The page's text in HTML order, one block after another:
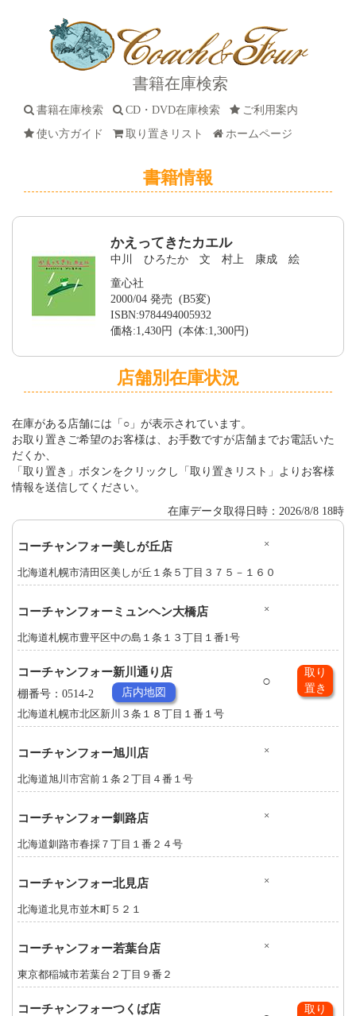
書籍在庫検索
書籍在庫検索 CD・DVD在庫検索
ご利用案内
使い方ガイド
取り置きリスト ホームページ
書籍情報
かえってきたカエル
中川 ひろたか 文 村上 康成 絵
童心社
2000/04 発売 (B5変)
ISBN:9784494005932
価格:1,430円 (本体:1,300円)
店舗別在庫状況
在庫がある店舗には「○」が表示されています。
お取り置きご希望のお客様は、お手数ですが店舗までお電話いた
だくか、
「取り置き」ボタンをクリックし「取り置きリスト」よりお客様
情報を送信してください。
在庫データ取得日時：2026/8/8 18時
コーチャンフォー美しが丘店 ×
北海道札幌市清田区美しが丘１条５丁目３７５－１６０
コーチャンフォーミュンヘン大橋店 ×
北海道札幌市豊平区中の島１条１３丁目１番1号
コーチャンフォー新川通り店
○
取り
置き
棚番号：0514-2 店内地図
北海道札幌市北区新川３条１８丁目１番１号
コーチャンフォー旭川店 ×
北海道旭川市宮前１条２丁目４番１号
コーチャンフォー釧路店 ×
北海道釧路市春採７丁目１番２４号
コーチャンフォー北見店 ×
北海道北見市並木町５２１
コーチャンフォー若葉台店 ×
東京都稲城市若葉台２丁目９番２
コーチャンフォーつくば店
取り